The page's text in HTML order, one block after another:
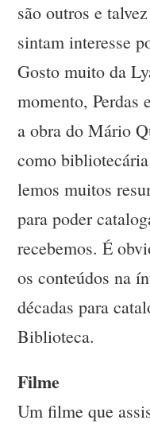
são outros e
sintam interesse
Gosto muito da
momento, Perdas
a obra do Mário
como
lemos muitos
para poder
recebemos. É
os conteúdos na
décadas para
Biblioteca.
Filme
Um filme que